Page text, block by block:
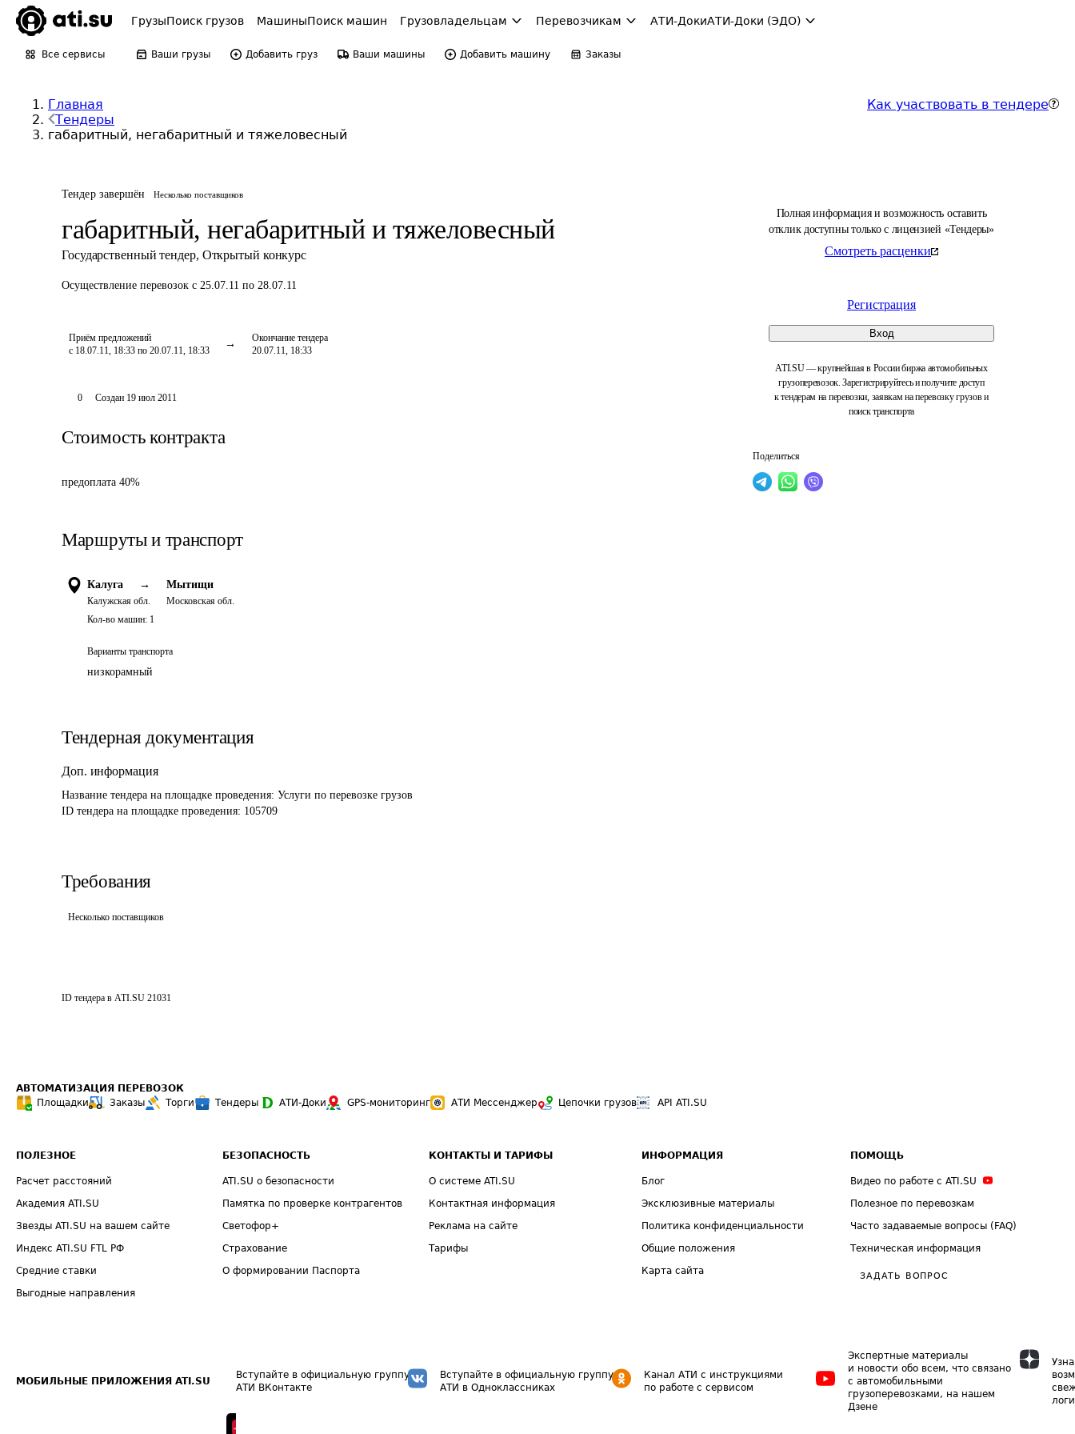
ГрузыПоиск грузов МашиныПоиск машин Грузовладельцам Перевозчикам АТИ-ДокиАТИ-Доки (ЭДО)
Все сервисы Ваши грузы Добавить груз Ваши машины Добавить машину Заказы
Главная
Тендеры
габаритный, негабаритный и тяжеловесный
Как участвовать в тендере
Тендер завершён Несколько поставщиков
габаритный, негабаритный и тяжеловесный
Государственный тендер, Открытый конкурс
Осуществление перевозок с 25.07.11 по 28.07.11
Приём предложений
с 18.07.11, 18:33 по 20.07.11, 18:33
Окончание тендера
20.07.11, 18:33
Полная информация и возможность оставить
отклик доступны только с лицензией «Тендеры»
Смотреть расценки
Регистрация
Вход
ATI.SU — крупнейшая в России биржа автомобильных
грузоперевозок. Зарегистрируйтесь и получите доступ
к тендерам на перевозки, заявкам на перевозку грузов и
поиск транспорта
Поделиться
0 Создан 19 июл 2011
Стоимость контракта
предоплата 40%
Маршруты и транспорт
Калуга →
Калужская обл.
Мытищи
Московская обл.
Кол-во машин: 1
Варианты транспорта
низкорамный
Тендерная документация
Доп. информация
Название тендера на площадке проведения: Услуги по перевозке грузов
ID тендера на площадке проведения: 105709
Требования
Несколько поставщиков
ID тендера в ATI.SU 21031
АВТОМАТИЗАЦИЯ ПЕРЕВОЗОК
Площадки
Заказы Торги Тендеры АТИ-Доки GPS-мониторинг АТИ Мессенджер Цепочки грузов API ATI.SU
ПОЛЕЗНОЕ
Расчет расстояний
Академия ATI.SU
Звезды ATI.SU на вашем сайте
Индекс ATI.SU FTL РФ
Средние ставки
Выгодные направления
БЕЗОПАСНОСТЬ
ATI.SU о безопасности
Памятка по проверке контрагентов
Светофор+
Страхование
О формировании Паспорта
КОНТАКТЫ И ТАРИФЫ
О системе ATI.SU
Контактная информация
Реклама на сайте
Тарифы
ИНФОРМАЦИЯ
Блог
Эксклюзивные материалы
Политика конфиденциальности
Общие положения
Карта сайта
ПОМОЩЬ
Видео по работе с ATI.SU
Полезное по перевозкам
Часто задаваемые вопросы (FAQ)
Техническая информация
ЗАДАТЬ ВОПРОС
МОБИЛЬНЫЕ ПРИЛОЖЕНИЯ ATI.SU
Вступайте в официальную группу
АТИ ВКонтакте
Вступайте в официальную группу
АТИ в Одноклассниках
Канал АТИ с инструкциями
по работе с сервисом
Экспертные материалы
и новости обо всем, что связано
с автомобильными
грузоперевозками, на нашем
Дзене